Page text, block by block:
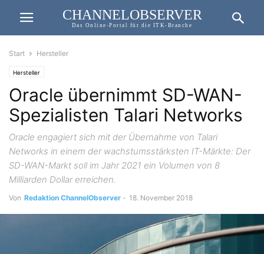
CHANNELOBSERVER
Das Online-Portal für die ITK-Branche
Start Hersteller
Hersteller
Oracle übernimmt SD-WAN-
Spezialisten Talari Networks
Oracle engagiert sich mit der Übernahme von Talari
Networks in einem der wachstumsstärksten IT-Märkte: Der
SD-WAN-Markt soll im Jahr 2021 ein Volumen von 8
Milliarden Dollar erreichen.
Von Redaktion ChannelObserver - 18. November 2018